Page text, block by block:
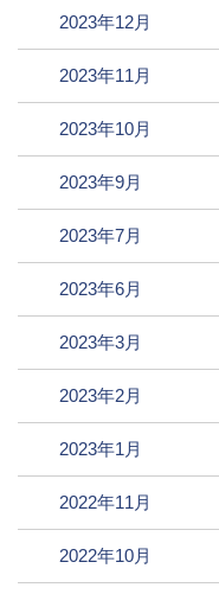
2023年12月
2023年11月
2023年10月
2023年9月
2023年7月
2023年6月
2023年3月
2023年2月
2023年1月
2022年11月
2022年10月